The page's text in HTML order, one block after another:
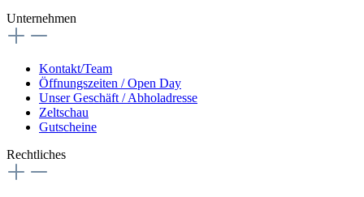
Unternehmen
Kontakt/Team
Öffnungszeiten / Open Day
Unser Geschäft / Abholadresse
Zeltschau
Gutscheine
Rechtliches